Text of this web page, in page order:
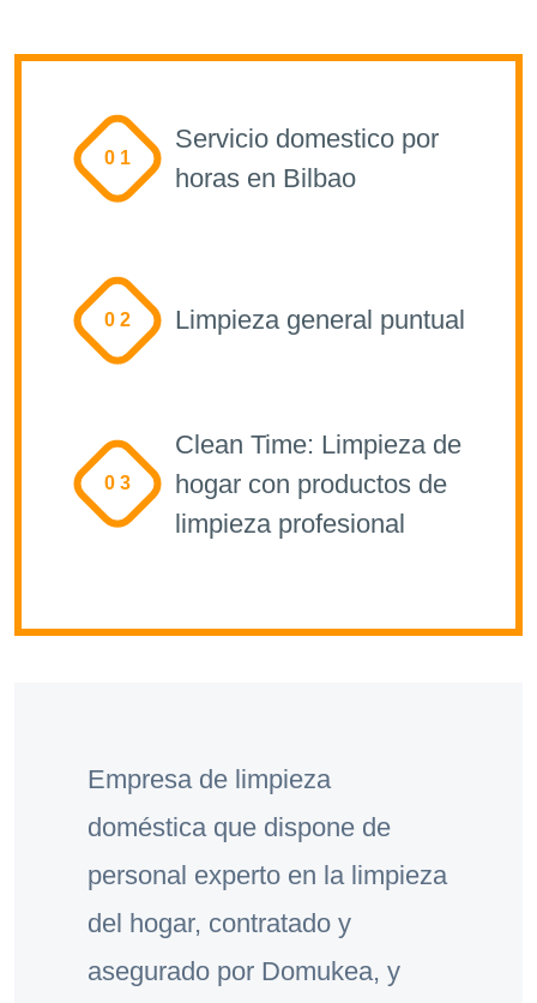
0 1
Servicio domestico por
horas en Bilbao
0 2 Limpieza general puntual
0 3
Clean Time: Limpieza de
hogar con productos de
limpieza profesional
Empresa de limpieza
doméstica que dispone de
personal experto en la limpieza
del hogar, contratado y
asegurado por Domukea, y